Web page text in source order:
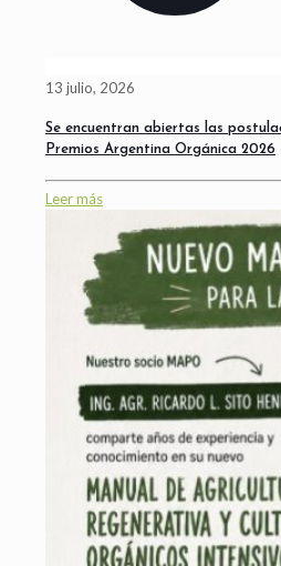
13 julio, 2026
Se encuentran abiertas las
Premios Argentina Orgánica 2026
Leer más